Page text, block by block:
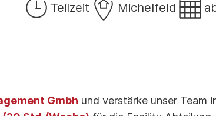
Teilzeit Michelfeld
Gmbh und verstärke unser Team